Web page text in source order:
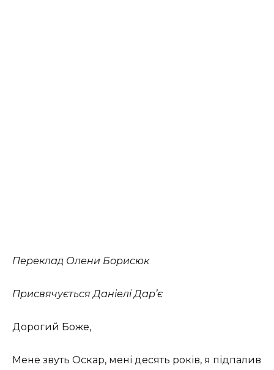
Переклад Олени Борисюк
Присвячується Даніелі Дар’є
Дорогий Боже,
Мене звуть Оскар, мені десять років, я підпалив